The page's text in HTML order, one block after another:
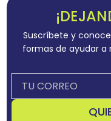
No hay
Suscríbete y